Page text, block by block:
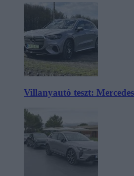
Villanyautó teszt: